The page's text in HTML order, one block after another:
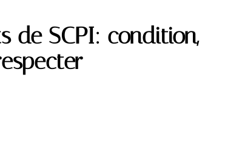
de SCPI: condition,